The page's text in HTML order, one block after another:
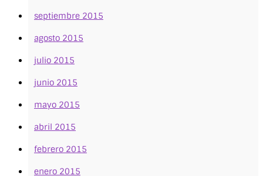
septiembre 2015
agosto 2015
julio 2015
junio 2015
mayo 2015
abril 2015
febrero 2015
enero 2015